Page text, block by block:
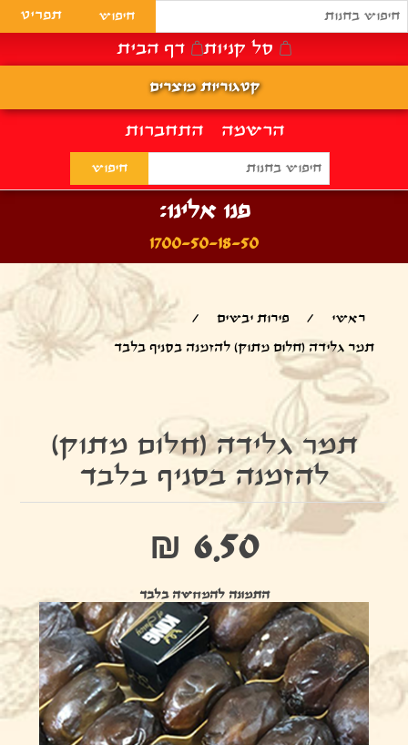
הרשמה התחברות
סל קניות דף הבית
פנו אלינו:
1700-50-18-50
ראשי / פירות יבשים
/
תמר גלידה (חלום מתוק) להזמנה בסניף בלבד
תמר גלידה (חלום מתוק)
להזמנה בסניף בלבד
₪ 6.50
התמונה להמחשה בלבד
תפריט
קטגוריות מוצרים